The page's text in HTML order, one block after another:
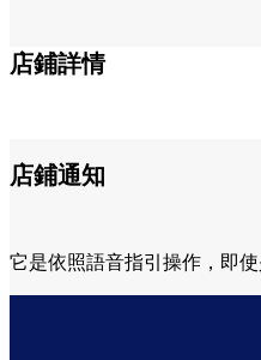
店鋪詳情
店鋪通知
它是依照語音指引操作，即